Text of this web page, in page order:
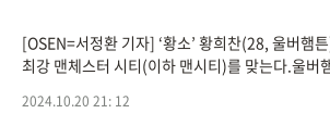
[OSEN=서정환 기자] ‘황소’ 황희찬(28, 울버햄
최강 맨체스터 시티(이하 맨시티)를 맞는다.울버
개최되
2024.10.20 21: 12